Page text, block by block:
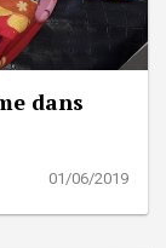
dans
01/06/2019